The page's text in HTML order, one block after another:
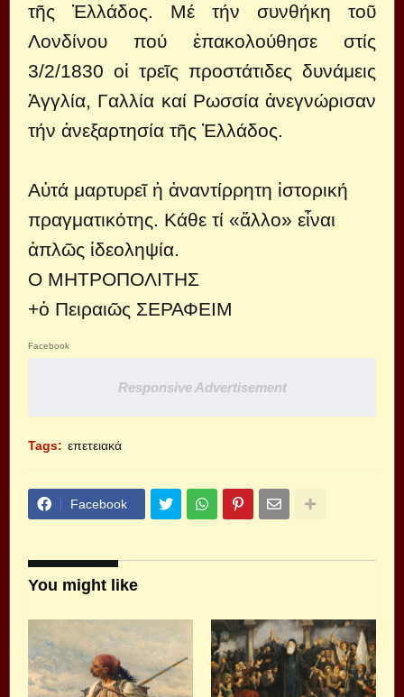
τῆς Ἑλλάδος. Μέ τήν συνθήκη τοῦ
Λονδίνου πού ἐπακολούθησε στίς
3/2/1830 οἱ τρεῖς προστάτιδες δυνάμεις
Ἀγγλία, Γαλλία καί Ρωσσία ἀνεγνώρισαν
τήν ἀνεξαρτησία τῆς Ἑλλάδος.
Αὐτά μαρτυρεῖ ἡ ἀναντίρρητη ἱστορική
πραγματικότης. Κάθε τί «ἄλλο» εἶναι
ἁπλῶς ἰδεοληψία.
Ο ΜΗΤΡΟΠΟΛΙΤΗΣ
+ὁ Πειραιῶς ΣΕΡΑΦΕΙΜ
Facebook
Responsive Advertisement
Tags: επετειακά
Facebook
You might like